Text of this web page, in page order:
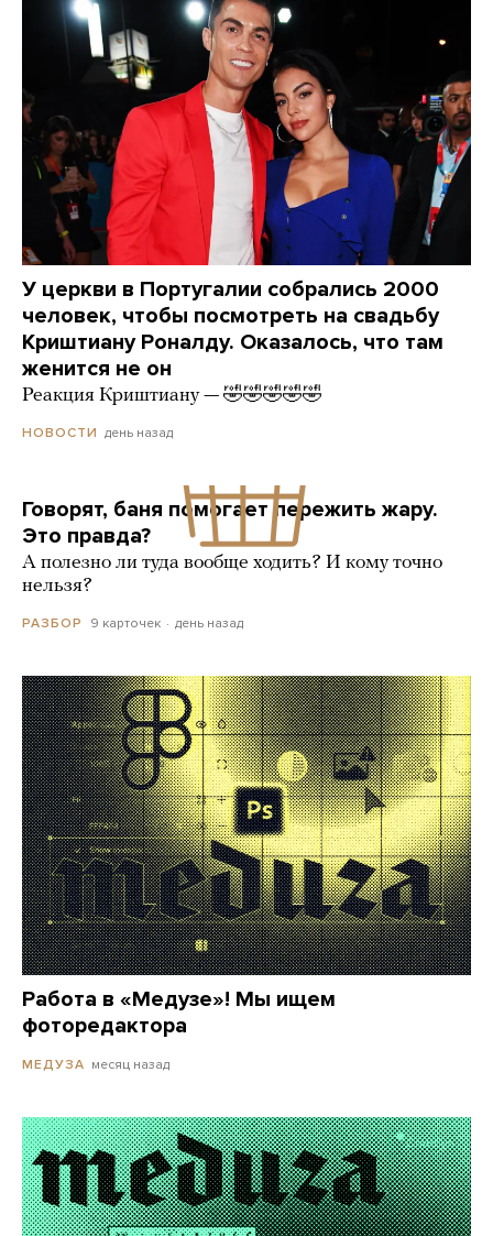
У церкви в Португалии собрались 2000
человек, чтобы посмотреть на свадьбу
Криштиану Роналду. Оказалось, что там
женится не он
Реакция Криштиану — 🤣🤣🤣🤣🤣
НОВОСТИ день назад
Говорят, баня помогает пережить жару.
Это правда?
А полезно ли туда вообще ходить? И кому точно
нельзя?
РАЗБОР 9 карточек день назад
Работа в «Медузе»! Мы ищем
фоторедактора
МЕДУЗА месяц назад